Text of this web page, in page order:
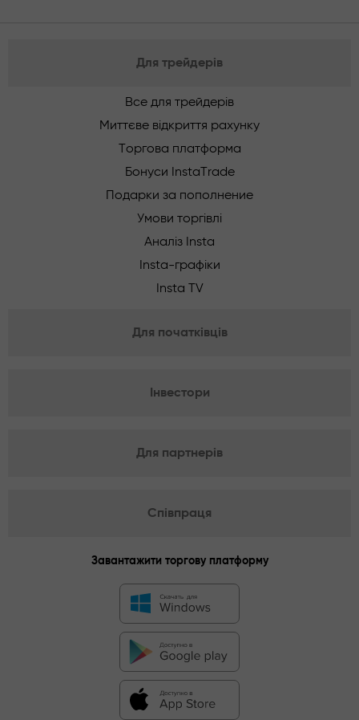
Для трейдерів
Все для трейдерів
Миттєве відкриття рахунку
Торгова платформа
Бонуси InstaTrade
Подарки за пополнение
Умови торгівлі
Аналіз Insta
Insta-графіки
Insta TV
Для початківців
Інвестори
Для партнерів
Співпраця
Завантажити торгову платформу